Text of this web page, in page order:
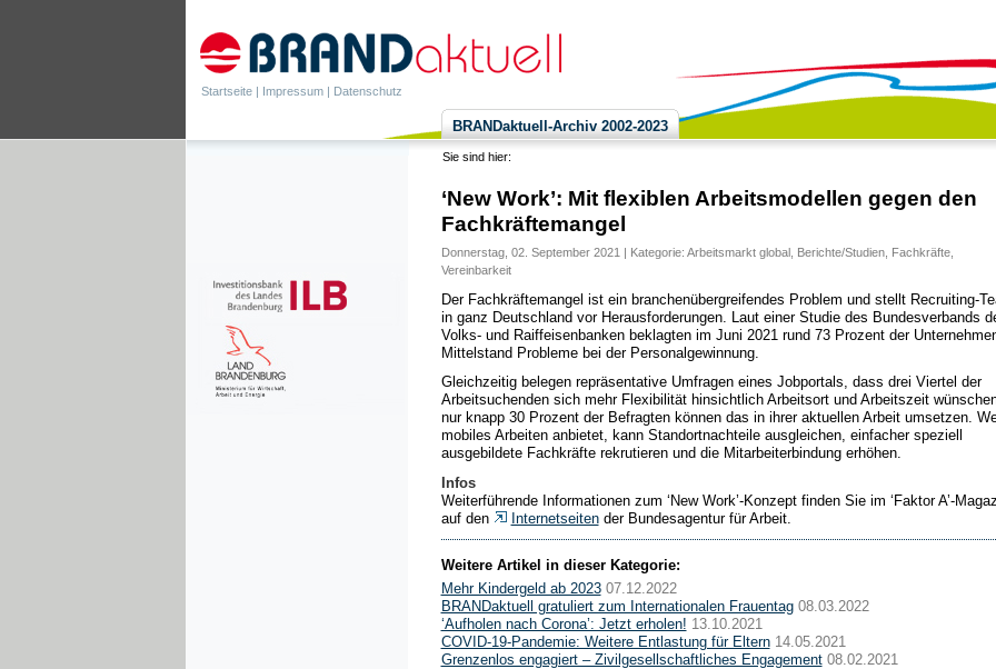
Startseite | Impressum | Datenschutz
BRANDaktuell-Archiv 2002-2023
Sie sind hier:
‘New Work’: Mit flexiblen Arbeitsmodellen gegen den
Fachkräftemangel
Donnerstag, 02. September 2021 | Kategorie: Arbeitsmarkt global, Berichte/Studien, Fachkräfte,
Vereinbarkeit
Der Fachkräftemangel ist ein branchenübergreifendes Problem und stellt Recruiting-
in ganz Deutschland vor Herausforderungen. Laut einer Studie des Bundesverbands
Volks- und Raiffeisenbanken beklagten im Juni 2021 rund 73 Prozent der
Mittelstand Probleme bei der Personalgewinnung.
Gleichzeitig belegen repräsentative Umfragen eines Jobportals, dass drei Viertel der
Arbeitsuchenden sich mehr Flexibilität hinsichtlich Arbeitsort und Arbeitszeit
nur knapp 30 Prozent der Befragten können das in ihrer aktuellen Arbeit umsetzen.
mobiles Arbeiten anbietet, kann Standortnachteile ausgleichen, einfacher speziell
ausgebildete Fachkräfte rekrutieren und die Mitarbeiterbindung erhöhen.
Infos
Weiterführende Informationen zum ‘New Work’-Konzept finden Sie im ‘Faktor A’-
auf den
Internetseitender Bundesagentur für Arbeit.
Weitere Artikel in dieser Kategorie:
Mehr Kindergeld ab 2023 07.12.2022
BRANDaktuell gratuliert zum Internationalen Frauentag 08.03.2022
‘Aufholen nach Corona’: Jetzt erholen! 13.10.2021
COVID-19-Pandemie: Weitere Entlastung für Eltern 14.05.2021
Grenzenlos engagiert – Zivilgesellschaftliches Engagement 08.02.2021